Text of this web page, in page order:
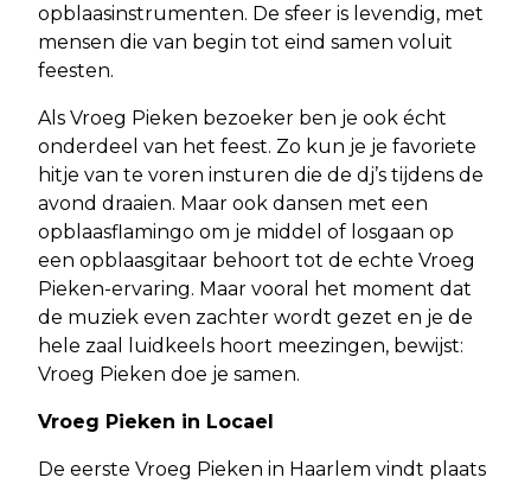
opblaasinstrumenten. De sfeer is levendig, met
mensen die van begin tot eind samen voluit
feesten.
Als Vroeg Pieken bezoeker ben je ook écht
onderdeel van het feest. Zo kun je je favoriete
hitje van te voren insturen die de dj’s tijdens de
avond draaien. Maar ook dansen met een
opblaasflamingo om je middel of losgaan op
een opblaasgitaar behoort tot de echte Vroeg
Pieken-ervaring. Maar vooral het moment dat
de muziek even zachter wordt gezet en je de
hele zaal luidkeels hoort meezingen, bewijst:
Vroeg Pieken doe je samen.
Vroeg Pieken in Locael
De eerste Vroeg Pieken in Haarlem vindt plaats